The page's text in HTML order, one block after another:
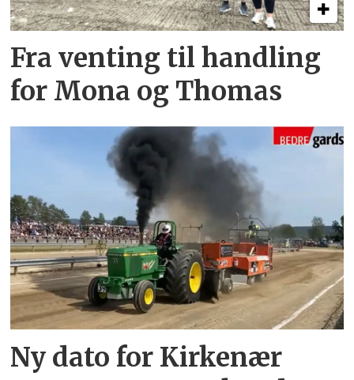
Fra venting til handling
for Mona og Thomas
Ny dato for Kirkenær